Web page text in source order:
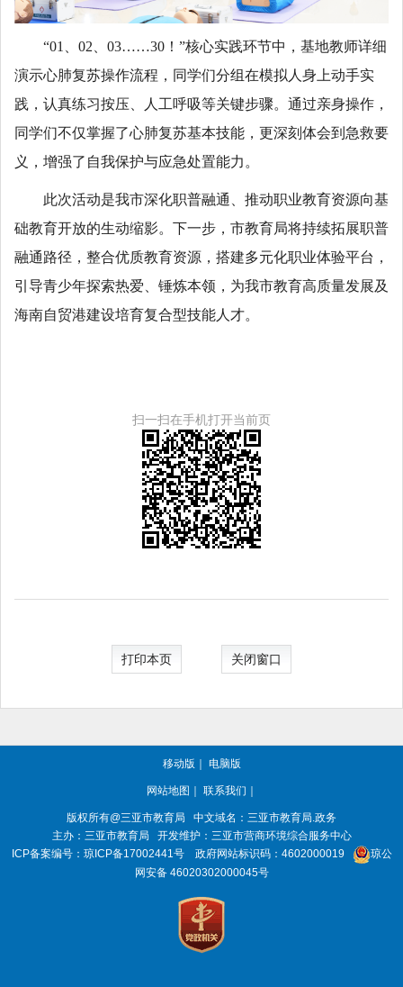
“01、02、03……30！”核心实践环节中，基地教师详细
演示心肺复苏操作流程，同学们分组在模拟人身上动手实
践，认真练习按压、人工呼吸等关键步骤。通过亲身操作，
同学们不仅掌握了心肺复苏基本技能，更深刻体会到急救要
义，增强了自我保护与应急处置能力。
此次活动是我市深化职普融通、推动职业教育资源向基
础教育开放的生动缩影。下一步，市教育局将持续拓展职普
融通路径，整合优质教育资源，搭建多元化职业体验平台，
引导青少年探索热爱、锤炼本领，为我市教育高质量发展及
海南自贸港建设培育复合型技能人才。
扫一扫在手机打开当前页
打印本页 关闭窗口
移动版 ｜ 电脑版
网站地图 ｜ 联系我们 ｜
版权所有@三亚市教育局
中文域名：三亚市教育局.政务
主办：三亚市教育局
开发维护：三亚市营商环境综合服务中心
ICP备案编号： 琼ICP备17002441号 政府网站标识码： 4602000019
琼公
网安备 46020302000045号